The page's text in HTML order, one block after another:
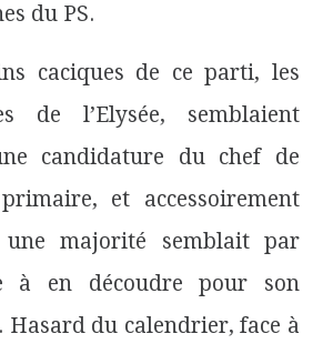
du PS.
caciques de ce parti, les
de l’Elysée, semblaient
candidature du chef de
et accessoirement
une majorité semblait par
à en découdre pour son
Hasard du calendrier, face à